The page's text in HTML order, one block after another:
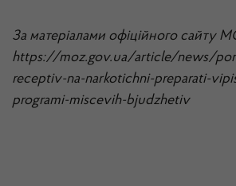
За матеріалами офіційного сайту
https://moz.gov.ua/article/news/
receptiv-na-narkotichni-preparati-
programi-miscevih-bjudzhetiv